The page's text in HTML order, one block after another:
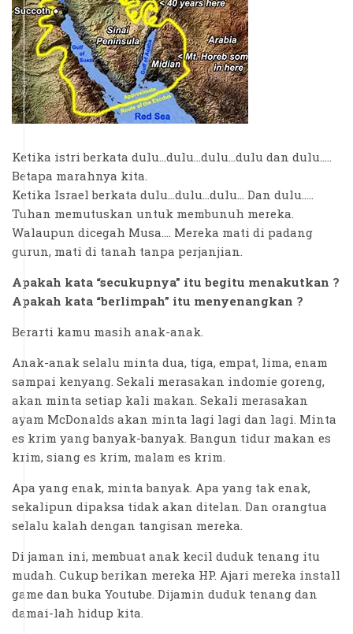
Ketika istri berkata dulu...dulu...dulu...dulu dan dulu…..
Betapa marahnya kita.
Ketika Israel berkata dulu...dulu...dulu… Dan dulu…..
Tuhan memutuskan untuk membunuh mereka.
Walaupun dicegah Musa…. Mereka mati di padang
gurun, mati di tanah tanpa perjanjian.
Apakah kata “secukupnya” itu begitu menakutkan ?
Apakah kata “berlimpah” itu menyenangkan ?
Berarti kamu masih anak-anak.
Anak-anak selalu minta dua, tiga, empat, lima, enam
sampai kenyang. Sekali merasakan indomie goreng,
akan minta setiap kali makan. Sekali merasakan
ayam McDonalds akan minta lagi lagi dan lagi. Minta
es krim yang banyak-banyak. Bangun tidur makan es
krim, siang es krim, malam es krim.
Apa yang enak, minta banyak. Apa yang tak enak,
sekalipun dipaksa tidak akan ditelan. Dan orangtua
selalu kalah dengan tangisan mereka.
Di jaman ini, membuat anak kecil duduk tenang itu
mudah. Cukup berikan mereka HP. Ajari mereka install
game dan buka Youtube. Dijamin duduk tenang dan
damai-lah hidup kita.